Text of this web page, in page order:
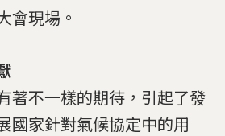
會現場。
著不一樣的期待，引起了發
國家針對氣候協定中的用